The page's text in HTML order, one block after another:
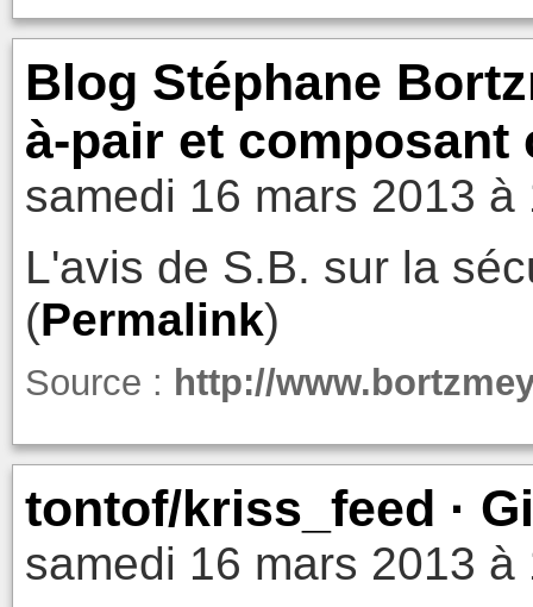
Blog Stéphane
à-pair et composant
samedi 16 mars 2013 à
L'avis de S.B. sur la
(Permalink)
Source : http://
tontof/kriss_feed ·
samedi 16 mars 2013 à